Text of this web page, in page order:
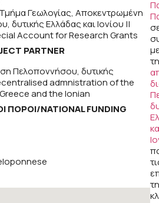
Γεωλογίας, Αποκεντρωμένη
δυτικής Ελλάδας και Ιονίου ||
Account for Research Grants
PARTNER
Πελοποννήσου, δυτικής
admnistration of the
and the Ionian
ΠΌΡΟΙ/NATIONAL FUNDING